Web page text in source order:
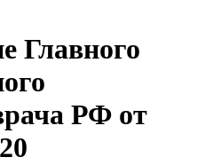
Главного
РФ от